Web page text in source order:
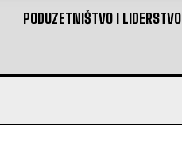
PODUZETNIŠTVO I LIDERSTVO